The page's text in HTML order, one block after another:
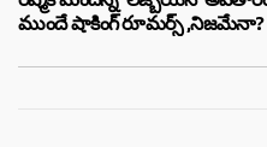
ముందే షాకింగ్ రూమర్స్ ,నిజమేనా?